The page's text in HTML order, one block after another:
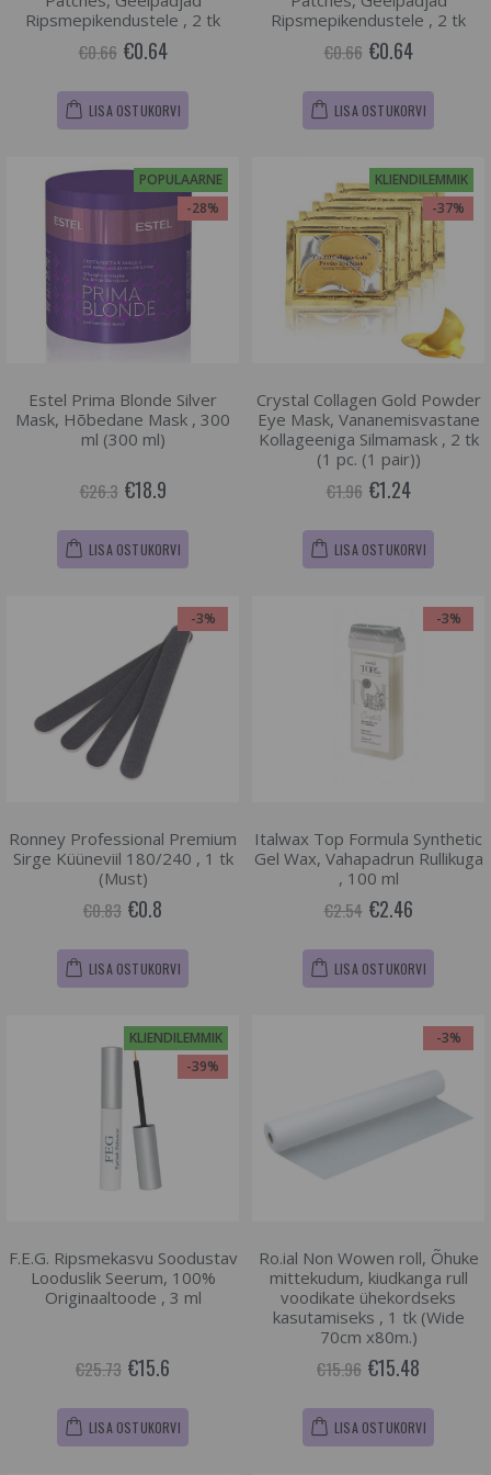
Ripsmepikendustele , 2 tk
€0.66 €0.64
LISA OSTUKORVI
Ripsmepikendustele , 2 tk
€0.66 €0.64
LISA OSTUKORVI
POPULAARNE
-28%
Estel Prima Blonde Silver
Mask, Hõbedane Mask , 300
ml (300 ml)
€26.3 €18.9
LISA OSTUKORVI
KLIENDILEMMIK
-37%
Crystal Collagen Gold Powder
Eye Mask, Vananemisvastane
Kollageeniga Silmamask , 2 tk
(1 pc. (1 pair))
€1.96 €1.24
LISA OSTUKORVI
-3%
Ronney Professional Premium
Sirge Küüneviil 180/240 , 1 tk
(Must)
€0.83 €0.8
LISA OSTUKORVI
-3%
Italwax Top Formula Synthetic
Gel Wax, Vahapadrun Rullikuga
, 100 ml
€2.54 €2.46
LISA OSTUKORVI
KLIENDILEMMIK
-39%
F.E.G. Ripsmekasvu Soodustav
Looduslik Seerum, 100%
Originaaltoode , 3 ml
€25.73 €15.6
LISA OSTUKORVI
-3%
Ro.ial Non Wowen roll, Õhuke
mittekudum, kiudkanga rull
voodikate ühekordseks
kasutamiseks , 1 tk (Wide
70cm x80m.)
€15.96 €15.48
LISA OSTUKORVI